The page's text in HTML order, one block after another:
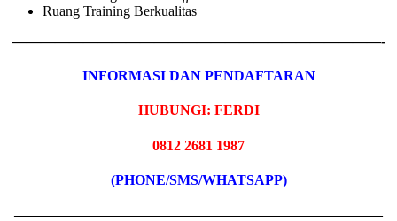
Ruang Training Berkualitas
——————————————————————————-
INFORMASI DAN PENDAFTARAN
HUBUNGI: FERDI
0812 2681 1987
(PHONE/SMS/WHATSAPP)
——————————————————————————